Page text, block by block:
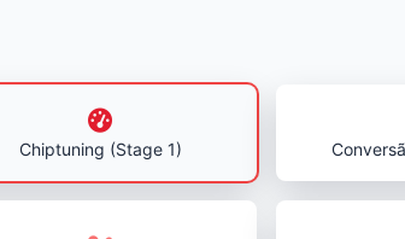
Chiptuning (Stage 1)